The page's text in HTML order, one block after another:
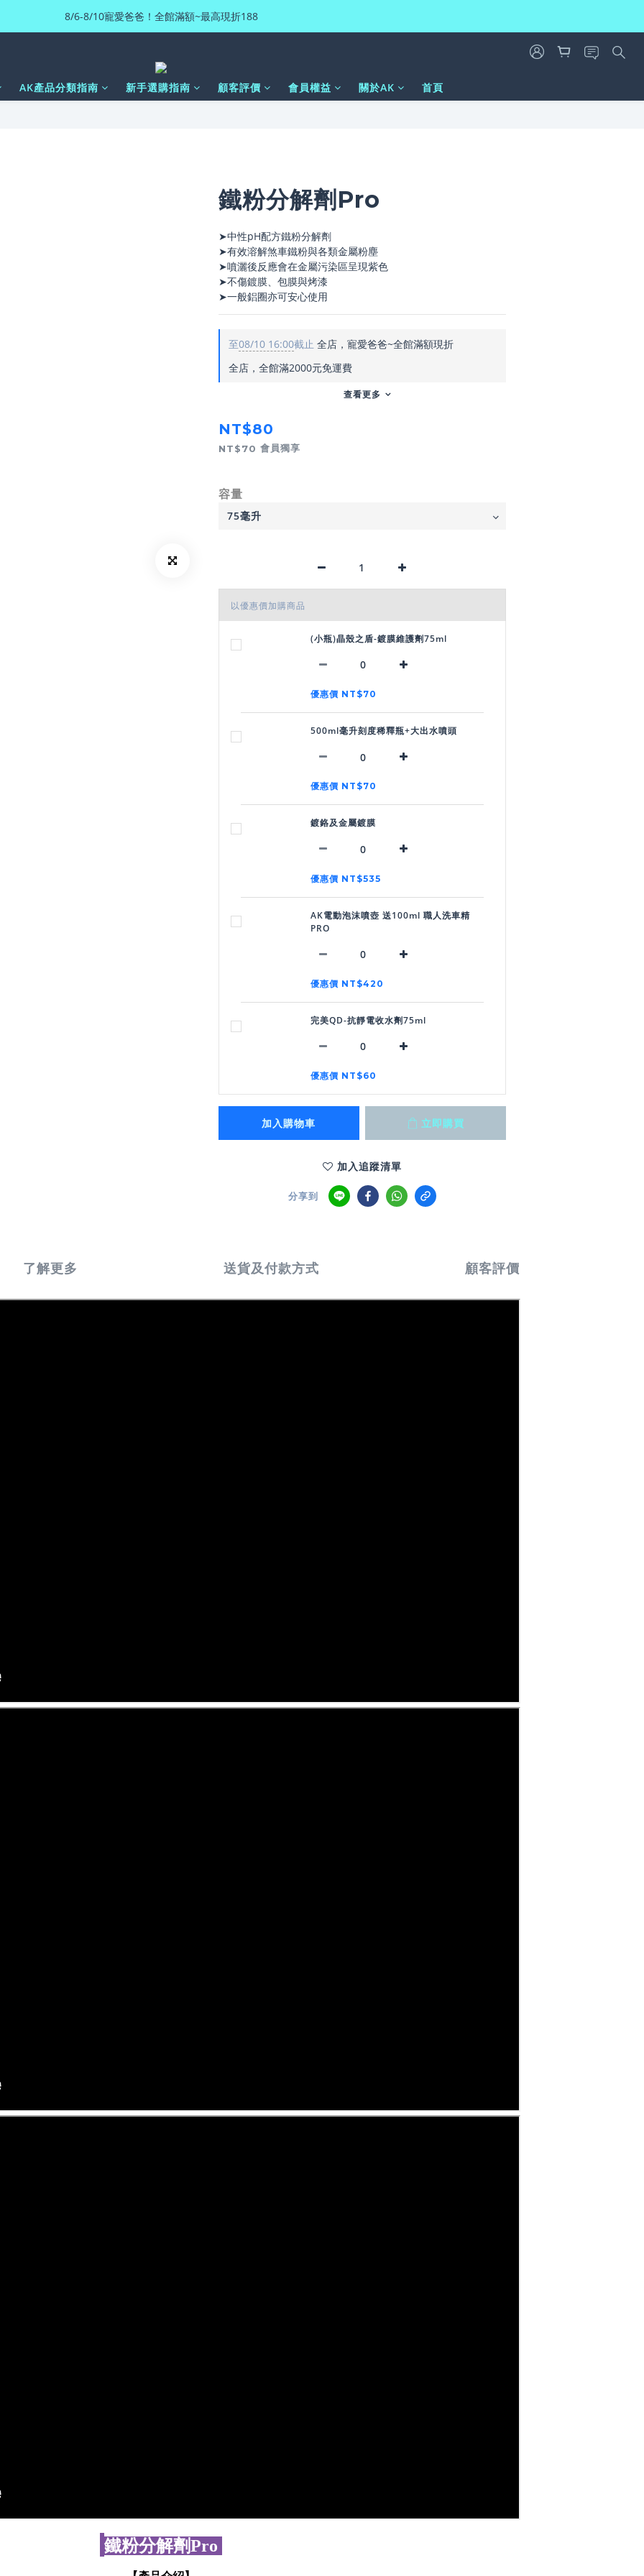
8/6-8/10寵愛爸爸！全館滿額~最高現折188
AK產品分類指南 新手選購指南 顧客評價 會員權益 關於AK 首頁
鐵粉分解劑Pro
➤中性pH配方鐵粉分解劑
➤有效溶解煞車鐵粉與各類金屬粉塵
➤噴灑後反應會在金屬污染區呈現紫色
➤不傷鍍膜、包膜與烤漆
➤一般鋁圈亦可安心使用
至08/10 16:00截止 全店，寵愛爸爸~全館滿額現折
全店，全館滿2000元免運費
查看更多
NT$80
NT$70 會員獨享
容量
以優惠價加購商品
(小瓶)晶殼之盾-鍍膜維護劑75ml
優惠價 NT$70
500ml毫升刻度稀釋瓶+大出水噴頭
優惠價 NT$70
鍍鉻及金屬鍍膜
優惠價 NT$535
AK電動泡沫噴壺 送100ml 職人洗車精
PRO
優惠價 NT$420
完美QD-抗靜電收水劑75ml
優惠價 NT$60
加入購物車 立即購買
加入追蹤清單
分享到
了解更多 送貨及付款方式 顧客評價
鐵粉分解劑Pro